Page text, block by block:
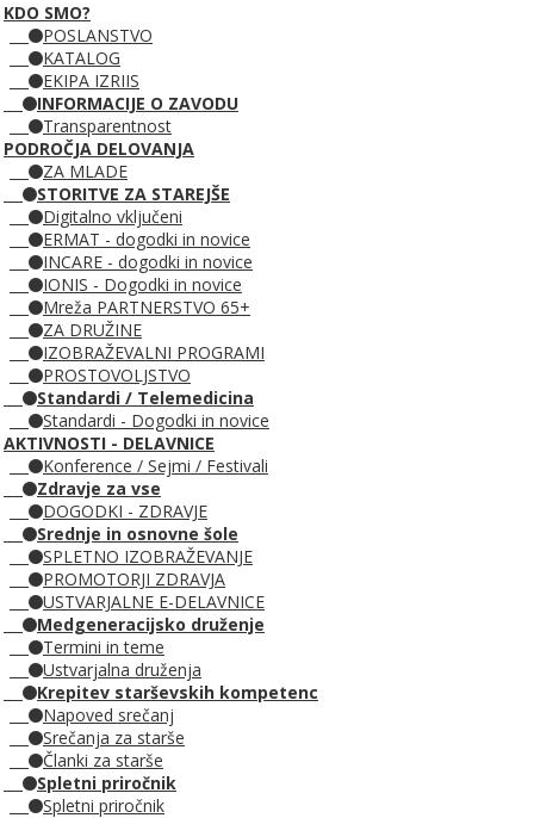
KDO SMO?
POSLANSTVO
KATALOG
EKIPA IZRIIS
INFORMACIJE O ZAVODU
Transparentnost
PODROČJA DELOVANJA
ZA MLADE
STORITVE ZA STAREJŠE
Digitalno vključeni
ERMAT - dogodki in novice
INCARE - dogodki in novice
IONIS - Dogodki in novice
Mreža PARTNERSTVO 65+
ZA DRUŽINE
IZOBRAŽEVALNI PROGRAMI
PROSTOVOLJSTVO
Standardi / Telemedicina
Standardi - Dogodki in novice
AKTIVNOSTI - DELAVNICE
Konference / Sejmi / Festivali
Zdravje za vse
DOGODKI - ZDRAVJE
Srednje in osnovne šole
SPLETNO IZOBRAŽEVANJE
PROMOTORJI ZDRAVJA
USTVARJALNE E-DELAVNICE
Medgeneracijsko druženje
Termini in teme
Ustvarjalna druženja
Krepitev starševskih kompetenc
Napoved srečanj
Srečanja za starše
Članki za starše
Spletni priročnik
Spletni priročnik